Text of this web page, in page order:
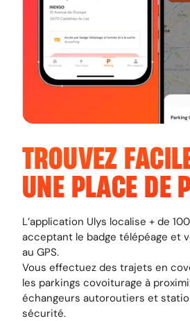
TROUVEZ
UNE PLACE DE
L’application Ulys localise + de
acceptant le badge télépéage et
au GPS.
Vous effectuez des trajets en
les parkings covoiturage à
échangeurs autoroutiers et
sécurité.